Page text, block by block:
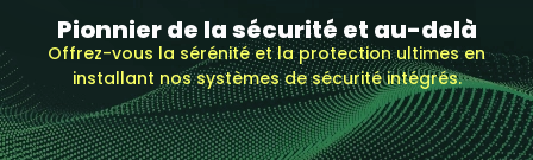
Pionnier de la sécurité et au-delà
Offrez-vous la sérénité et la protection ultimes en
installant nos systèmes de sécurité intégrés.